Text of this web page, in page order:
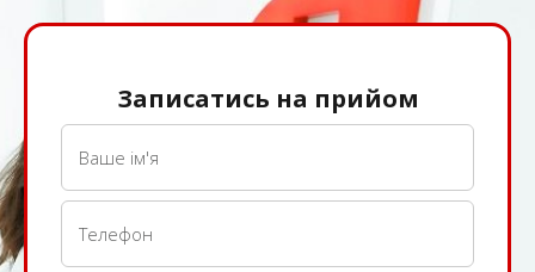
Записатись на прийом